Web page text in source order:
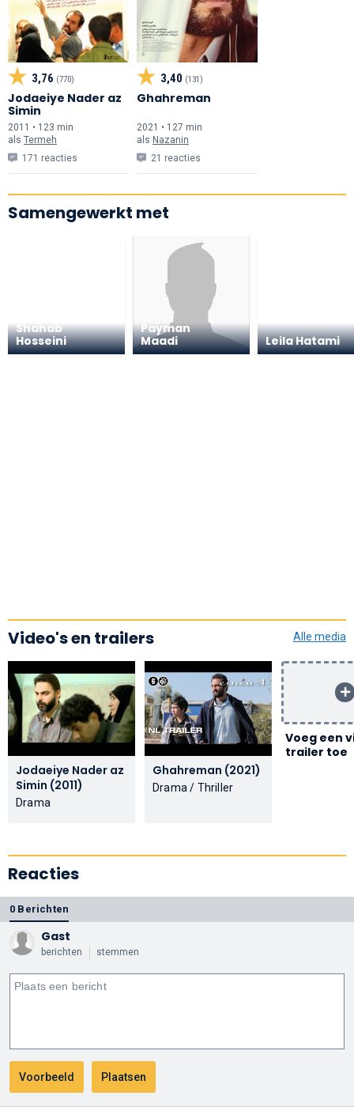
3,76 (770)
Jodaeiye Nader az
Simin
2011 • 123 min
als Termeh
171 reacties
3,40 (131)
Ghahreman
2021 • 127 min
als Nazanin
21 reacties
Samengewerkt met
Shahab
Hosseini
Payman
Maadi
Leila Hatami
Video's en trailers Alle media
Jodaeiye Nader az
Simin (2011)
Drama
Ghahreman (2021)
Drama / Thriller
Voeg een
trailer toe
Reacties
0 Berichten
Gast
berichten stemmen